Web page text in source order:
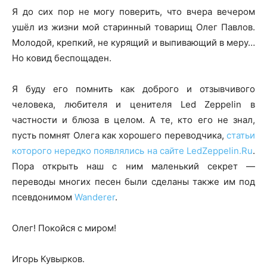
Я до сих пор не могу поверить, что вчера вечером
ушёл из жизни мой старинный товарищ Олег Павлов.
Молодой, крепкий, не курящий и выпивающий в меру…
Но ковид беспощаден.
Я буду его помнить как доброго и отзывчивого
человека, любителя и ценителя Led Zeppelin в
частности и блюза в целом. А те, кто его не знал,
пусть помнят Олега как хорошего переводчика, статьи
которого нередко появлялись на сайте LedZeppelin.Ru.
Пора открыть наш с ним маленький секрет —
переводы многих песен были сделаны также им под
псевдонимом Wanderer.
Олег! Покойся с миром!
Игорь Кувырков.